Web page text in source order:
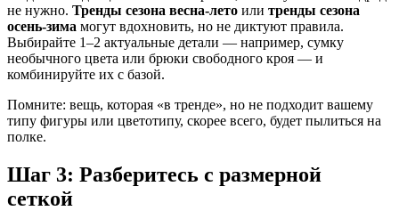
не нужно. Тренды сезона весна-лето или тренды сезона
осень-зима могут вдохновить, но не диктуют правила.
Выбирайте 1–2 актуальные детали — например, сумку
необычного цвета или брюки свободного кроя — и
комбинируйте их с базой.
Помните: вещь, которая «в тренде», но не подходит вашему
типу фигуры или цветотипу, скорее всего, будет пылиться на
полке.
Шаг 3: Разберитесь с размерной
сеткой